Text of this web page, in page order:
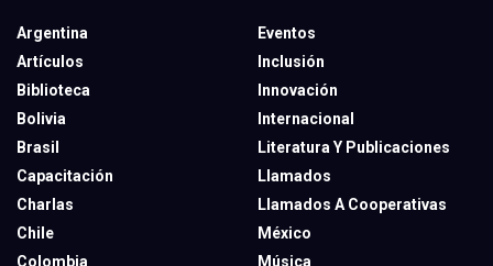
Argentina
Artículos
Biblioteca
Bolivia
Brasil
Capacitación
Charlas
Chile
Colombia
Eventos
Inclusión
Innovación
Internacional
Literatura Y Publicaciones
Llamados
Llamados A Cooperativas
México
Música